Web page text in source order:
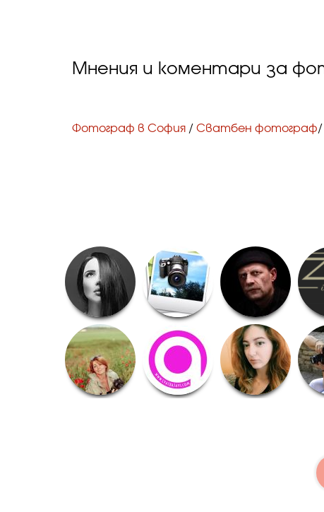
Мнения и коментари за
Фотограф в София / Сватбен фотограф/